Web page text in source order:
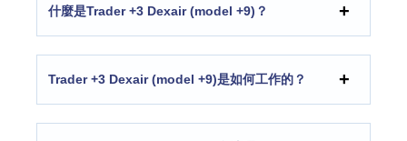
什麼是Trader +3 Dexair (model +9)？
Trader +3 Dexair (model +9)是如何工作的？